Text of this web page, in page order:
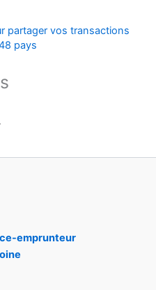
partager vos transactions
pays
emprunteur